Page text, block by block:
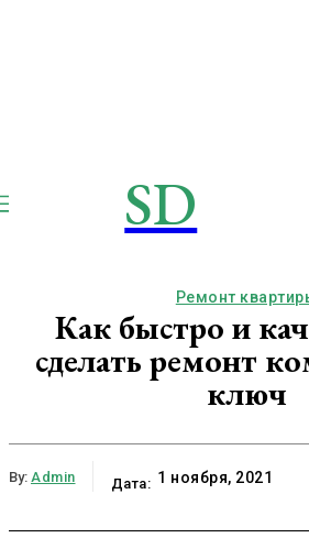
SD
Ремонт
Как быстро и
сделать ремонт
ключ
By: Admin Дата: 1 ноября, 2021